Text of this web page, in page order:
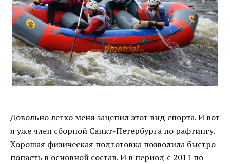
Довольно легко меня зацепил этот вид спорта. И вот
я уже член сборной Санкт-Петербурга по рафтингу.
Хорошая физическая подготовка позволила быстро
попасть в основной состав. И в период с 2011 по